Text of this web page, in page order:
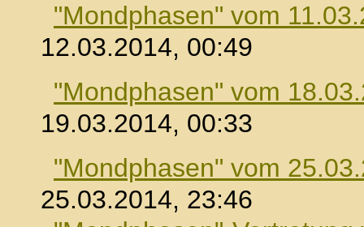
"Mondphasen" vom
12.03.2014, 00:49
"Mondphasen" vom
19.03.2014, 00:33
"Mondphasen" vom
25.03.2014, 23:46